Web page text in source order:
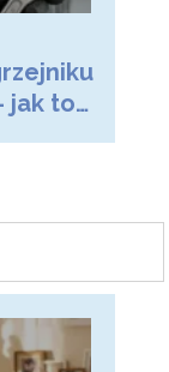
jak to